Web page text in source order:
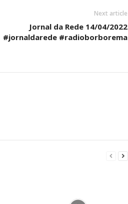
Next article
Jornal da Rede 14/04/2022
#jornaldarede #radioborborema